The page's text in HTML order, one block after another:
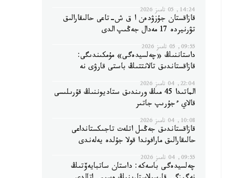
14:24, 05 تامىز 2026
قازاقستان جۇزۋدەن ا ق ش-تاعى حالىقارالىق
تۋرنيردە 17 مەدال جەڭىپ الدى
09:55, 05 تامىز 2026
داستاننىڭ «چەلسيدەگى» مۇمكىندىگى:
قازاقستاندىق تالانتتىڭ باستى قارۋى نە
22:04, 04 تامىز 2026
الماتىدا 45 مىڭ ورىندىق ستاديوننىڭ قۇرىلىسى
قالاي ءجۇرىپ جاتىر
10:08, 04 تامىز 2026
قازاقستاندىق جەڭىل اتلەت تاجىكستانداعى
حالىقارالىق مارافوندا قولا جۇلدە يەلەندى
09:55, 04 تامىز 2026
چەلسيدەگى باسەكە: داستان ساتبايەۆتىڭ